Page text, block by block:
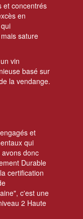
et concentrés
en
sature
vin
basé sur
la vendange.
et
qui
donc
Durable
certification
c'est une
2 Haute